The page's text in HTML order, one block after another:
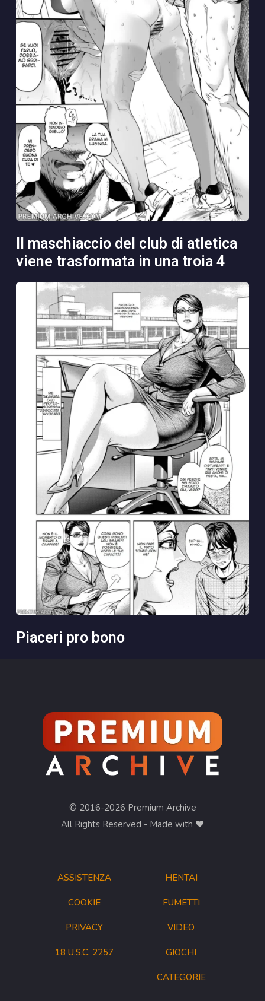
viene trasformata in una troia 4
piaceri pro bono
ASSISTENZA
COOKIE
PRIVACY
18 U.S.C. 2257
© 2016-2026 Premium Archive
All Rights Reserved - Made with ❤︎
HENTAI
FUMETTI
VIDEO
GIOCHI
CATEGORIE